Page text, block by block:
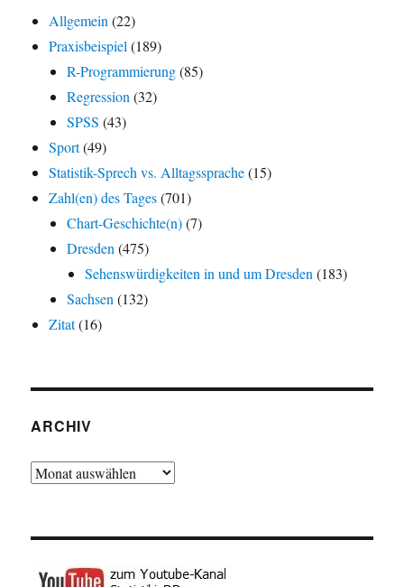
Allgemein (22)
Praxisbeispiel (189)
R-Programmierung(85)
Regression (32)
SPSS (43)
Sport(49)
Statistik-Sprech vs. Alltagssprache(15)
Zahl(en) des Tages(701)
Chart-Geschichte(n)(7)
Dresden (475)
Sehenswürdigkeiten in und um Dresden (183)
Sachsen (132)
Zitat(16)
ARCHIV
Archiv